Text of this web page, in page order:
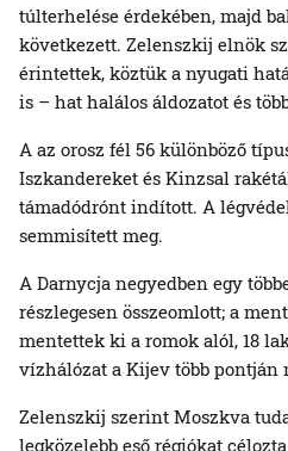
túlterhelése érdekében, majd
következett. Zelenszkij elnök
érintettek, köztük a nyugati
is – hat halálos áldozatot és
A az orosz fél 56 különböző
Iszkandereket és Kinzsal
támadódrónt indított. A
semmisített meg.
A Darnycja negyedben egy
részlegesen összeomlott; a
mentettek ki a romok alól, 18
vízhálózat a Kijev több pontján
Zelenszkij szerint Moszkva
legközelebb eső régiókat